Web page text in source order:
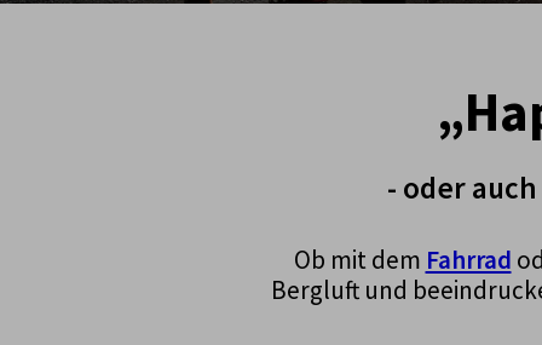
- oder
Ob mit dem Fahrrad
Bergluft und